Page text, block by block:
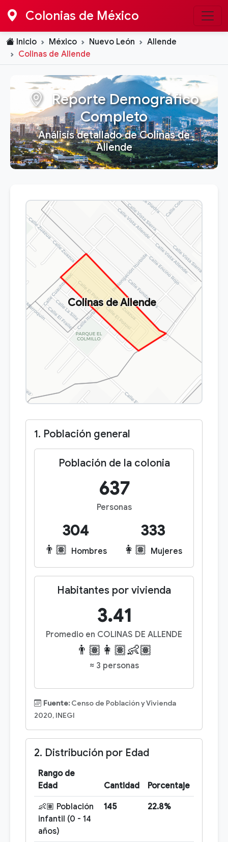
Colonias de México
Inicio México Nuevo León
Allende
Colinas de Allende
Reporte Demográfico
Completo
Análisis detallado de Colinas de
Allende
Colinas de Allende
1. Población general
Población de la colonia
637
Personas
304
👨🏽 Hombres
333
👩🏽 Mujeres
Habitantes por vivienda
3.41
Promedio en COLINAS DE ALLENDE
👨🏽👩🏽👶🏽
≈ 3 personas
Fuente: Censo de Población y Vivienda
2020, INEGI
2. Distribución por Edad
Rango de
Edad
Cantidad Porcentaje
👶🏽 Población
infantil (0 - 14
años)
145 22.8%